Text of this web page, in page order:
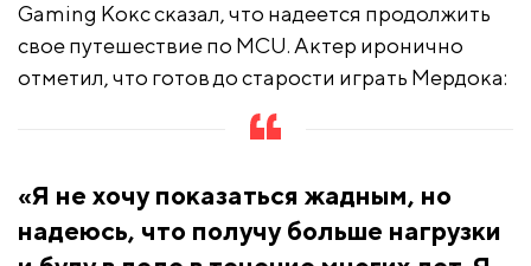
Gaming Кокс сказал, что надеется продолжить
свое путешествие по MCU. Актер иронично
отметил, что готов до старости играть Мердока:
«Я не хочу показаться жадным, но
надеюсь, что получу больше нагрузки